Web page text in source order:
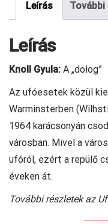
Leírás
Leírás
Knoll Gyula: A „dolog”
Az ufóesetek közül
Warminsterben
1964 karácsonyán
városban. Mivel a
ufóról, ezért a repülő
éveken át.
További részletek az